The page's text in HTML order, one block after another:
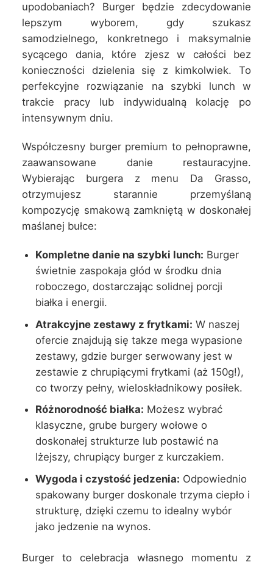
upodobaniach? Burger będzie zdecydowanie
lepszym wyborem, gdy szukasz
samodzielnego, konkretnego i maksymalnie
sycącego dania, które zjesz w całości bez
konieczności dzielenia się z kimkolwiek. To
perfekcyjne rozwiązanie na szybki lunch w
trakcie pracy lub indywidualną kolację po
intensywnym dniu.
Współczesny burger premium to pełnoprawne,
zaawansowane danie restauracyjne.
Wybierając burgera z menu Da Grasso,
otrzymujesz starannie przemyślaną
kompozycję smakową zamkniętą w doskonałej
maślanej bułce:
Kompletne danie na szybki lunch: Burger
świetnie zaspokaja głód w środku dnia
roboczego, dostarczając solidnej porcji
białka i energii.
Atrakcyjne zestawy z frytkami: W naszej
ofercie znajdują się takze mega wypasione
zestawy, gdzie burger serwowany jest w
zestawie z chrupiącymi frytkami (aż 150g!),
co tworzy pełny, wieloskładnikowy posiłek.
Różnorodność białka: Możesz wybrać
klasyczne, grube burgery wołowe o
doskonałej strukturze lub postawić na
lżejszy, chrupiący burger z kurczakiem.
Wygoda i czystość jedzenia: Odpowiednio
spakowany burger doskonale trzyma ciepło i
strukturę, dzięki czemu to idealny wybór
jako jedzenie na wynos.
Burger to celebracja własnego momentu z